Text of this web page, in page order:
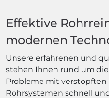
Effektive
modernen
Unsere erfahrenen und
stehen Ihnen rund um
Probleme mit verstopften
Rohrsystemen schnell